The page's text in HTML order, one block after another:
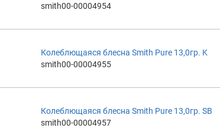
smith00-00004954
Колеблющаяся блесна Smith Pure 13,0гр. K
smith00-00004955
Колеблющаяся блесна Smith Pure 13,0гр. SB
smith00-00004957